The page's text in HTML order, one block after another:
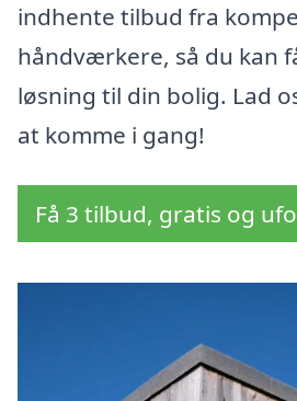
indhente tilbud fra
håndværkere, så du kan
løsning til din bolig. Lad
at komme i gang!
Få 3 tilbud, gratis og